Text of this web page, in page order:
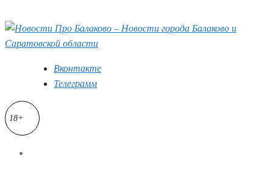
Вконтакте
Телеграмм
18+